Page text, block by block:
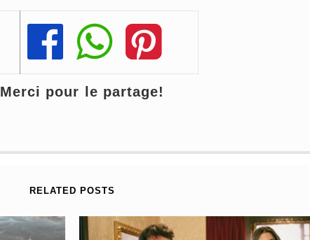
Share
Share
Share
Merci pour le partage!
RELATED POSTS